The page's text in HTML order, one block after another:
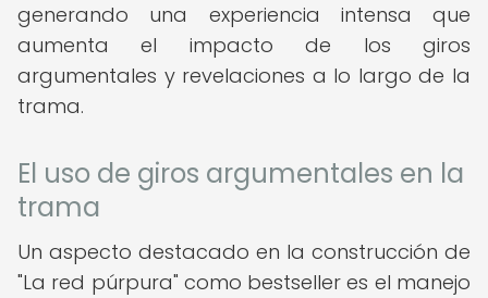
generando una experiencia intensa que
aumenta el impacto de los giros
argumentales y revelaciones a lo largo de la
trama.
El uso de giros argumentales en la
trama
Un aspecto destacado en la construcción de
"La red púrpura" como bestseller es el manejo